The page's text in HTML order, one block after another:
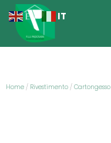
Home / Rivestimento / Cartongesso
EN IT